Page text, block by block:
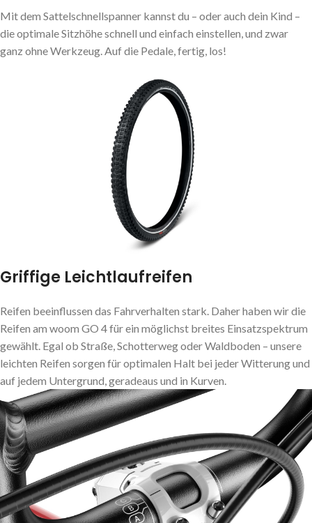
Mit dem Sattelschnellspanner kannst du – oder auch dein Kind –
die optimale Sitzhöhe schnell und einfach einstellen, und zwar
ganz ohne Werkzeug. Auf die Pedale, fertig, los!
Griffige Leichtlaufreifen
Reifen beeinflussen das Fahrverhalten stark. Daher haben wir die
Reifen am woom GO 4 für ein möglichst breites Einsatzspektrum
gewählt. Egal ob Straße, Schotterweg oder Waldboden – unsere
leichten Reifen sorgen für optimalen Halt bei jeder Witterung und
auf jedem Untergrund, geradeaus und in Kurven.